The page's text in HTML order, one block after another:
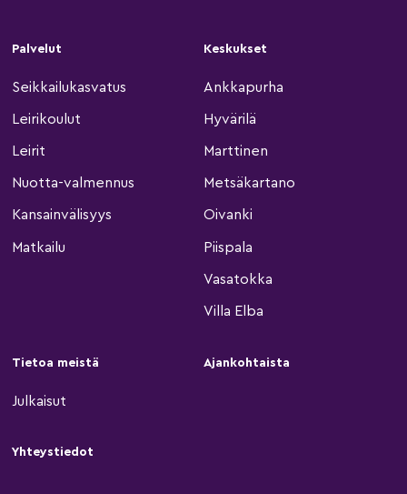
Palvelut
Seikkailukasvatus
Leirikoulut
Leirit
Nuotta-valmennus
Kansainvälisyys
Matkailu
Keskukset
Ankkapurha
Hyvärilä
Marttinen
Metsäkartano
Oivanki
Piispala
Vasatokka
Villa Elba
Tietoa meistä
Julkaisut
Ajankohtaista
Yhteystiedot